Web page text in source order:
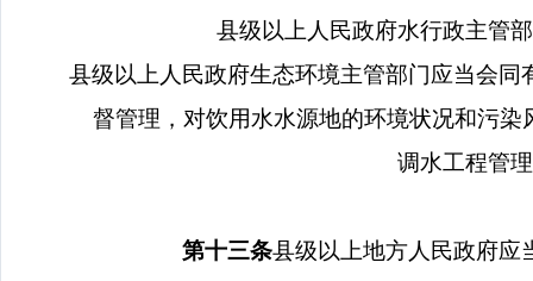
县级以上人民政府水行政主管
县级以上人民政府生态环境主管部门应当会
督管理，对饮用水水源地的环境状况和污
调水工程管
第十三条县级以上地方人民政府应